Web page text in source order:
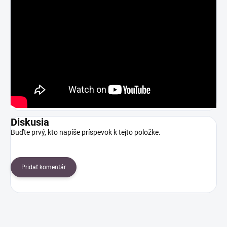
Diskusia
Buďte prvý, kto napíše príspevok k tejto položke.
Pridať komentár